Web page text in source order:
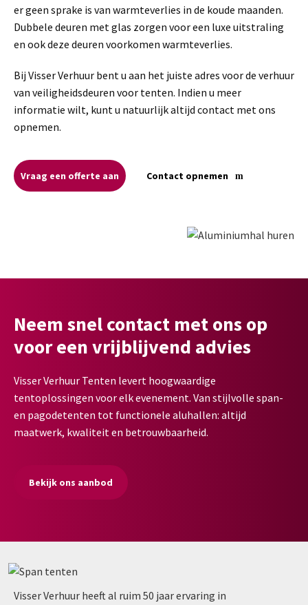
er geen sprake is van warmteverlies in de koude maanden.
Dubbele deuren met glas zorgen voor een luxe uitstraling
en ook deze deuren voorkomen warmteverlies.
Bij Visser Verhuur bent u aan het juiste adres voor de verhuur
van veiligheidsdeuren voor tenten. Indien u meer
informatie wilt, kunt u natuurlijk altijd contact met ons
opnemen.
Vraag een offerte aan Contact opnemen
Neem snel contact met ons op
voor een vrijblijvend advies
Visser Verhuur Tenten levert hoogwaardige
tentoplossingen voor elk evenement. Van stijlvolle span-
en pagodetenten tot functionele aluhallen: altijd
maatwerk, kwaliteit en betrouwbaarheid.
Bekijk ons aanbod
Visser Verhuur heeft al ruim 50 jaar ervaring in